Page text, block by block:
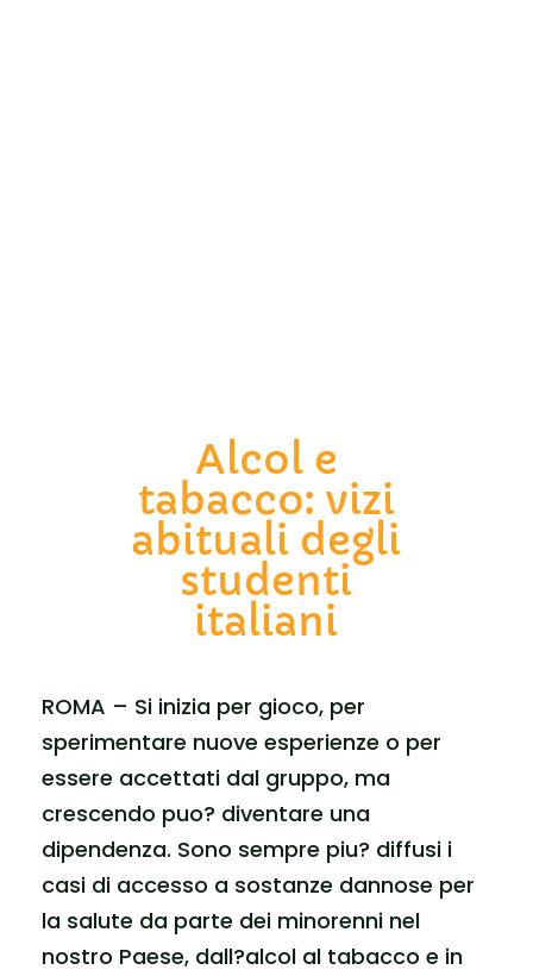
Alcol e
tabacco: vizi
abituali degli
studenti
italiani
ROMA – Si inizia per gioco, per
sperimentare nuove esperienze o per
essere accettati dal gruppo, ma
crescendo puo? diventare una
dipendenza. Sono sempre piu? diffusi i
casi di accesso a sostanze dannose per
la salute da parte dei minorenni nel
nostro Paese, dall?alcol al tabacco e in